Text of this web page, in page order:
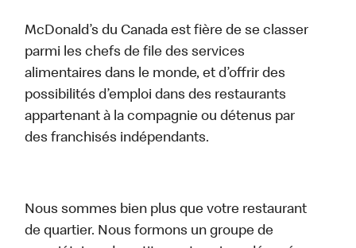
McDonald’s du Canada est fière de se classer
parmi les chefs de file des services
alimentaires dans le monde, et d’offrir des
possibilités d’emploi dans des restaurants
appartenant à la compagnie ou détenus par
des franchisés indépendants.
Nous sommes bien plus que votre restaurant
de quartier. Nous formons un groupe de